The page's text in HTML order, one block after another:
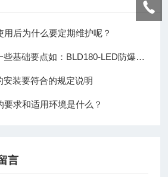
用后为什么要定期维护呢？
要点如：BLD180-LED防爆防腐全塑荧光灯
安装要符合的规定说明
要求和适用环境是什么？
言